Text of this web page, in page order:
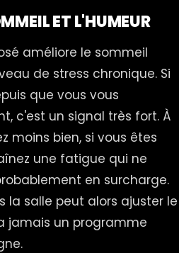
ET L'HUMEUR
améliore le sommeil
de stress chronique. Si
que vous vous
c'est un signal très fort. À
moins bien, si vous êtes
une fatigue qui ne
en surcharge.
la salle peut alors ajuster le
jamais un programme